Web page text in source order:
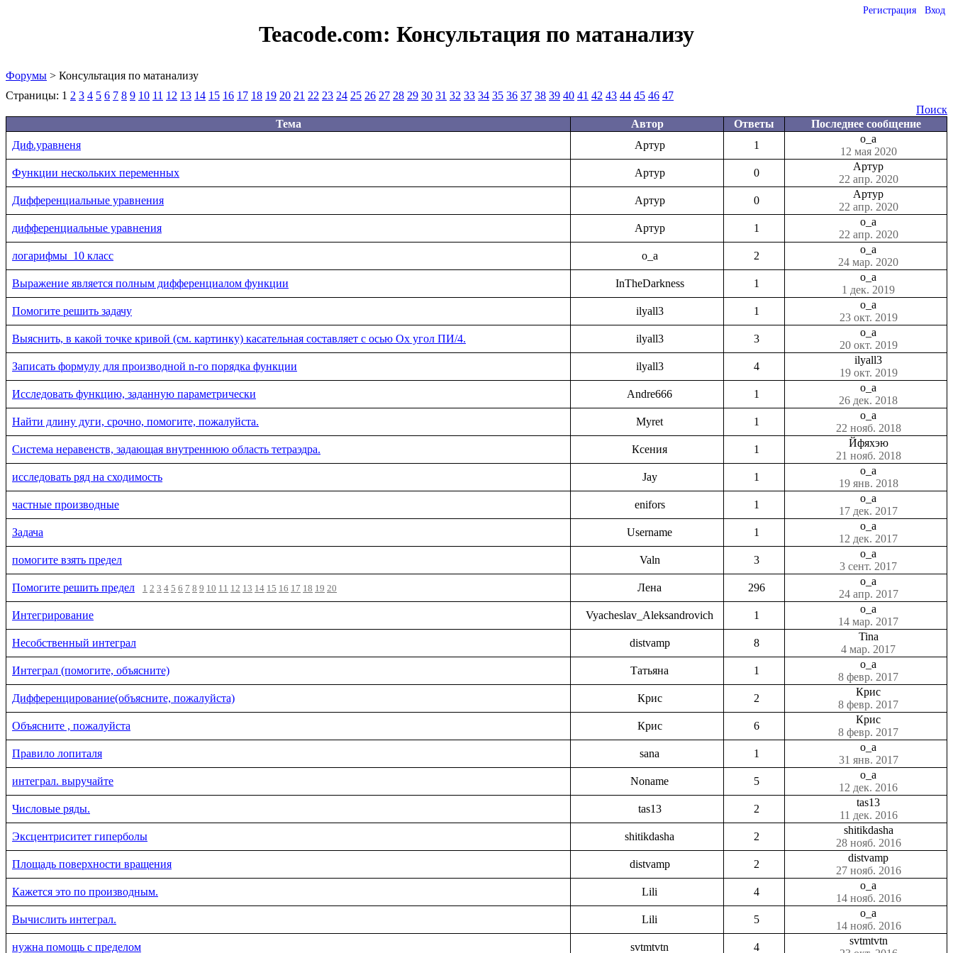
Регистрация Вход
Teacode.com: Консультация по матанализу
Форумы > Консультация по матанализу
Страницы: 1 2 3 4 5 6 7 8 9 10 11 12 13 14 15 16 17 18 19 20 21 22 23 24 25 26 27 28 29 30 31 32 33 34 35 36 37 38 39 40 41 42 43 44 45 46 47
Поиск
Тема
Автор Ответы
Последнее сообщение
Диф.уравненя
Артур 1
o_a
12 мая 2020
Функции нескольких переменных
Артур 0
Артур
22 апр. 2020
Дифференциальные уравнения
Артур 0
Артур
22 апр. 2020
дифференциальные уравнения
Артур 1
o_a
22 апр. 2020
логарифмы_10 класс
o_a 2
o_a
24 мар. 2020
Выражение является полным дифференциалом функции
InTheDarkness 1
o_a
1 дек. 2019
Помогите решить задачу
ilyall3 1
o_a
23 окт. 2019
Выяснить, в какой точке кривой (см. картинку) касательная составляет с осью Оx угол ПИ/4.
ilyall3 3
o_a
20 окт. 2019
Записать формулу для производной n-го порядка функции
ilyall3 4
ilyall3
19 окт. 2019
Исследовать функцию, заданную параметрически
Andre666 1
o_a
26 дек. 2018
Найти длину дуги, срочно, помогите, пожалуйста.
Myret 1
o_a
22 нояб. 2018
Система неравенств, задающая внутреннюю область тетраэдра.
Ксения 1
Йфяхэю
21 нояб. 2018
исследовать ряд на сходимость
Jay 1
o_a
19 янв. 2018
частные производные
enifors 1
o_a
17 дек. 2017
Задача
Username 1
o_a
12 дек. 2017
помогите взять предел
Valn 3
o_a
3 сент. 2017
Помогите решить предел
1 2 3 4 5 6 7 8 9 10 11 12 13 14 15 16 17 18 19 20 Лена 296
o_a
24 апр. 2017
Интегрирование
Vyacheslav_Aleksandrovich 1
o_a
14 мар. 2017
Несобственный интеграл
distvamp 8
Tina
4 мар. 2017
Интеграл (помогите, объясните)
Татьяна 1
o_a
8 февр. 2017
Дифференцирование(объясните, пожалуйста)
Крис 2
Крис
8 февр. 2017
Объясните , пожалуйста
Крис 6
Крис
8 февр. 2017
Правило лопиталя
sana 1
o_a
31 янв. 2017
интеграл. выручайте
Noname 5
o_a
12 дек. 2016
Числовые ряды.
tas13 2
tas13
11 дек. 2016
Эксцентриситет гиперболы
shitikdasha 2
shitikdasha
28 нояб. 2016
Площадь поверхности вращения
distvamp 2
distvamp
27 нояб. 2016
Кажется это по производным.
Lili 4
o_a
14 нояб. 2016
Вычислить интеграл.
Lili 5
o_a
14 нояб. 2016
нужна помощь с пределом
svtmtvtn 4
svtmtvtn